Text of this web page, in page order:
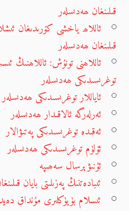
قىلىنغان ھەدىسلەر
ئاللاھ ياخشى كۆرىدىغان
قىلىنغان ھەدىسلەر
ئاللاھنى تونۇش: ئاللاھنىڭ
توغرىسىدىكى ھەدىسلەر
ئاياللار توغرىسىدىكى ھەدىسلەر
ئەرلەرگە ئالاقىدار ھەدىسلەر
ئەقىدە توغرىسىدىكى پەتىۋالار
ئۆلۈم توغرىسىدىكى ھەدىسلەر
ئۇنىۋېرسال سەھىپە
ئىبادەتنىڭ پەزىلىتى بايان
ئىسلام بۈيۈكلىرى مۇنداق